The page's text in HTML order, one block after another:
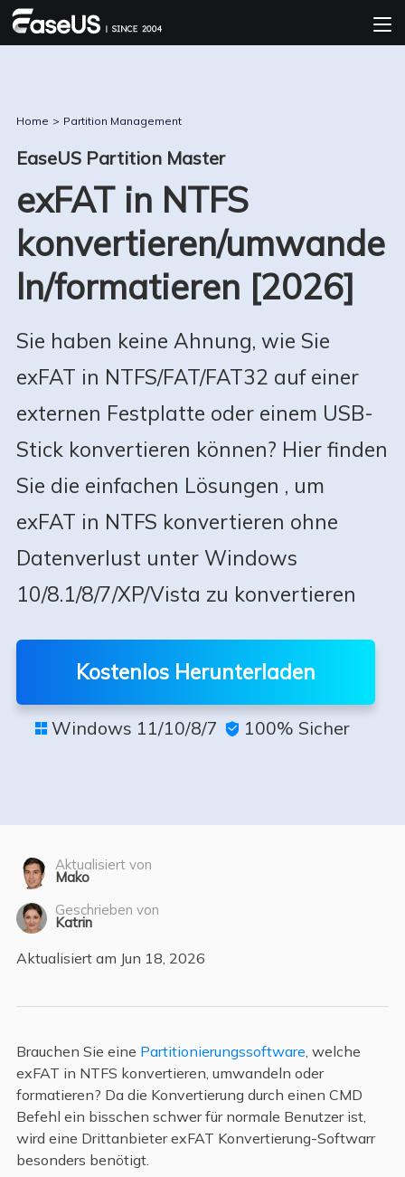
Home > Partition Management
EaseUS Partition Master
exFAT in NTFS
konvertieren/umwande
ln/formatieren [2026]
Sie haben keine Ahnung, wie Sie
exFAT in NTFS/FAT/FAT32 auf einer
externen Festplatte oder einem USB-
Stick konvertieren können? Hier finden
Sie die einfachen Lösungen , um
exFAT in NTFS konvertieren ohne
Datenverlust unter Windows
10/8.1/8/7/XP/Vista zu konvertieren
Kostenlos Herunterladen
 Windows 11/10/8/7  100% Sicher
Aktualisiert von
Mako
Geschrieben von
Katrin
Aktualisiert am Jun 18, 2026
Brauchen Sie eine Partitionierungssoftware, welche
exFAT in NTFS konvertieren, umwandeln oder
formatieren? Da die Konvertierung durch einen CMD
Befehl ein bisschen schwer für normale Benutzer ist,
wird eine Drittanbieter exFAT Konvertierung-Softwarr
besonders benötigt.